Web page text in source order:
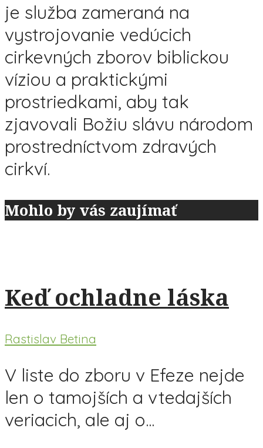
je služba zameraná na
vystrojovanie vedúcich
cirkevných zborov biblickou
víziou a praktickými
prostriedkami, aby tak
zjavovali Božiu slávu národom
prostredníctvom zdravých
cirkví.
Mohlo by vás zaujímať
Keď ochladne láska
Rastislav Betina
V liste do zboru v Efeze nejde
len o tamojších a vtedajších
veriacich, ale aj o...